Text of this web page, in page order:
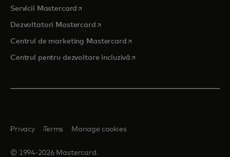
Servicii Mastercard opens in a new tab
Dezvoltatori Mastercardopens in a new tab
Centrul de marketing Mastercardopens in a new tab
Centrul pentru dezvoltare incluzivă opens in a new tab
© 1994-2026 Mastercard.
Privacy Terms Manage cookies